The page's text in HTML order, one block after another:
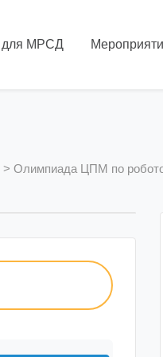
для МРСД
> Олимпиада ЦПМ по